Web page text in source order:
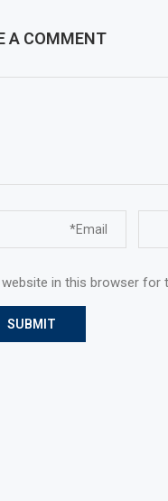
A COMMENT
website in this browser for